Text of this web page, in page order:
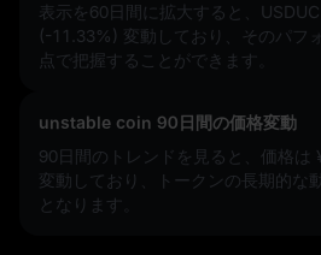
表示を60日間に拡大すると、USDUC
(-11.33%) 変動しており、そのパフ
点で把握することができます。
unstable coin 90日間の価格変動
90日間のトレンドを見ると、価格は
変動しており、トークンの長期的な
となります。